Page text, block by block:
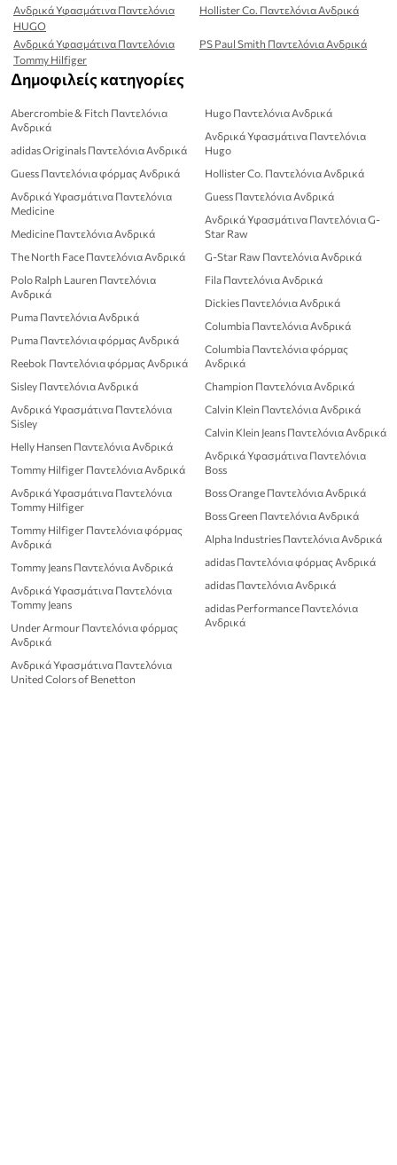
Ανδρικά Υφασμάτινα Παντελόνια
HUGO
Hollister Co. Παντελόνια Ανδρικά
Ανδρικά Υφασμάτινα Παντελόνια
Tommy Hilfiger
PS Paul Smith Παντελόνια Ανδρικά
Δημοφιλείς κατηγορίες
Abercrombie & Fitch Παντελόνια
Ανδρικά
adidas Originals Παντελόνια Ανδρικά
Guess Παντελόνια φόρμας Ανδρικά
Ανδρικά Υφασμάτινα Παντελόνια
Medicine
Medicine Παντελόνια Ανδρικά
The North Face Παντελόνια Ανδρικά
Polo Ralph Lauren Παντελόνια
Ανδρικά
Puma Παντελόνια Ανδρικά
Puma Παντελόνια φόρμας Ανδρικά
Reebok Παντελόνια φόρμας Ανδρικά
Sisley Παντελόνια Ανδρικά
Ανδρικά Υφασμάτινα Παντελόνια
Sisley
Helly Hansen Παντελόνια Ανδρικά
Tommy Hilfiger Παντελόνια Ανδρικά
Ανδρικά Υφασμάτινα Παντελόνια
Tommy Hilfiger
Tommy Hilfiger Παντελόνια φόρμας
Ανδρικά
Tommy Jeans Παντελόνια Ανδρικά
Ανδρικά Υφασμάτινα Παντελόνια
Tommy Jeans
Under Armour Παντελόνια φόρμας
Ανδρικά
Ανδρικά Υφασμάτινα Παντελόνια
United Colors of Benetton
Hugo Παντελόνια Ανδρικά
Ανδρικά Υφασμάτινα Παντελόνια
Hugo
Hollister Co. Παντελόνια Ανδρικά
Guess Παντελόνια Ανδρικά
Ανδρικά Υφασμάτινα Παντελόνια G-
Star Raw
G-Star Raw Παντελόνια Ανδρικά
Fila Παντελόνια Ανδρικά
Dickies Παντελόνια Ανδρικά
Columbia Παντελόνια Ανδρικά
Columbia Παντελόνια φόρμας
Ανδρικά
Champion Παντελόνια Ανδρικά
Calvin Klein Παντελόνια Ανδρικά
Calvin Klein Jeans Παντελόνια Ανδρικά
Ανδρικά Υφασμάτινα Παντελόνια
Boss
Boss Orange Παντελόνια Ανδρικά
Boss Green Παντελόνια Ανδρικά
Alpha Industries Παντελόνια Ανδρικά
adidas Παντελόνια φόρμας Ανδρικά
adidas Παντελόνια Ανδρικά
adidas Performance Παντελόνια
Ανδρικά